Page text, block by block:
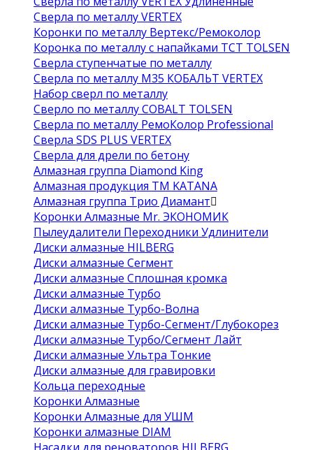
Сверла по металлу VERTEX
Коронки по металлу Вертекс/Ремоколор
Коронка по металлу с напайками TCT TOLSEN
Сверла ступенчатые по металлу
Сверла по металлу М35 КОБАЛЬТ VERTEX
Набор сверл по металлу
Сверло по металлу COBALT TOLSEN
Сверла по металлу РемоКолор Professional
Сверла SDS PLUS VERTEX
Сверла для дрели по бетону
Алмазная группа Diamond King
Алмазная продукция ТМ KATANA
Алмазная группа Трио Диамант
Коронки Алмазные Mr. ЭКОНОМИК
Пылеудалители Переходники Удлинители
Диски алмазные HILBERG
Диски алмазные Сегмент
Диски алмазные Сплошная кромка
Диски алмазные Турбо
Диски алмазные Турбо-Волна
Диски алмазные Турбо-Сегмент/Глубокорез
Диски алмазные Турбо/Сегмент Лайт
Диски алмазные Ультра Тонкие
Диски алмазные для гравировки
Кольца переходные
Коронки Алмазные
Коронки Алмазные для УШМ
Коронки алмазные DIAM